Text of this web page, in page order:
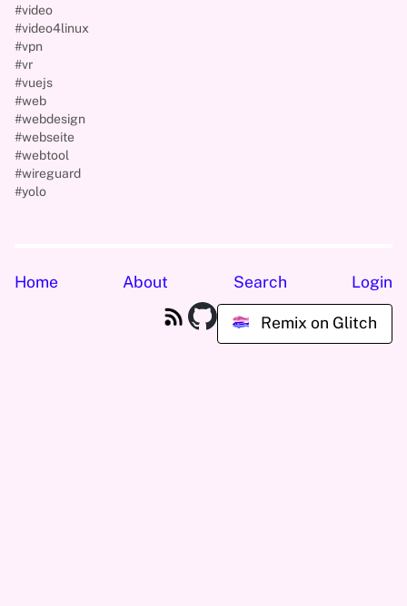
#video
#video4linux
#vpn
#vr
#vuejs
#web
#webdesign
#webseite
#webtool
#wireguard
#yolo
Home About Search Login
Remix on Glitch